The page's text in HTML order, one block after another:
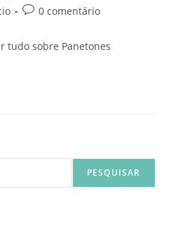
0 comentário
tudo sobre Panetones
PESQUISAR